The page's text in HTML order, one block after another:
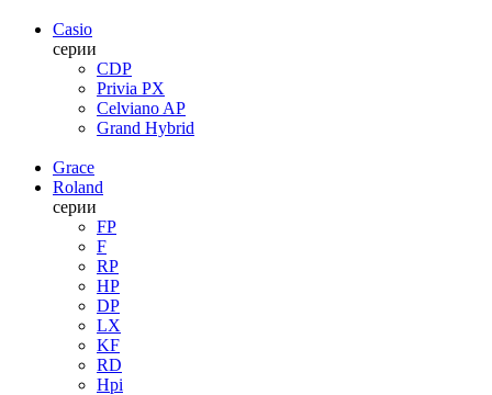
Casio
серии
CDP
Privia PX
Celviano AP
Grand Hybrid
Grace
Roland
серии
FP
F
RP
HP
DP
LX
KF
RD
Hpi